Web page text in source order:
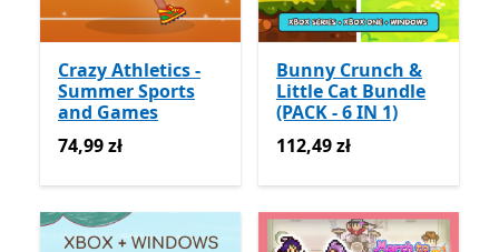
Crazy Athletics -
Summer Sports
and Games
74,99 zł
74,99 zł
Bunny Crunch &
Little Cat Bundle
(PACK - 6 IN 1)
112,49 zł
112,49 zł